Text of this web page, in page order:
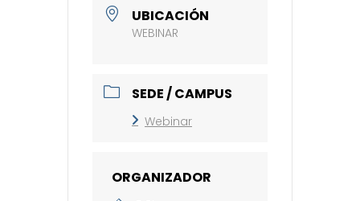
UBICACIÓN
WEBINAR
SEDE / CAMPUS
Webinar
ORGANIZADOR